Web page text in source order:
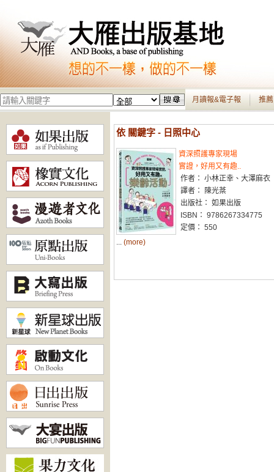
月讀報&電子報 推
依 關鍵字 - 日照中心
資深照護專家現場
實證，好用又有趣..
作者： 小林正幸、大澤麻衣
譯者： 陳光棻
出版社： 如果出版
ISBN： 9786267334775
定價： 550
... (more)